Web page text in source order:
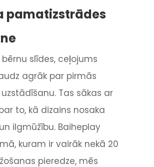
pamatizstrādes
slīdes, ceļojums
agrāk par pirmās
Tas sākas ar
to, kā dizains nosaka
ilgmūžību. Baiheplay
kuram ir vairāk nekā 20
pieredze, mēs